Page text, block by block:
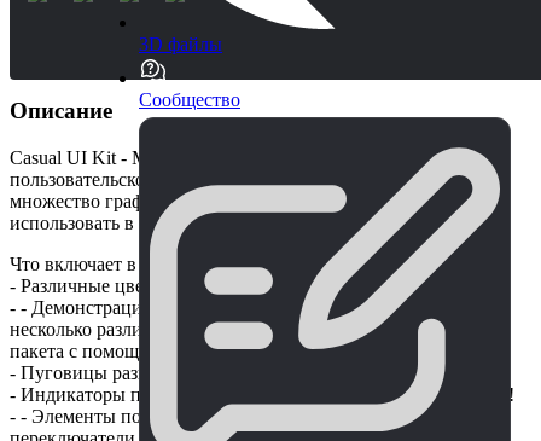
3D файлы
Сообщество
Описание
Casual UI Kit - Mobile - это настраиваемый набор
пользовательского интерфейса игры, который содержит
множество графических элементов, которые вы можете
использовать в своей игре!
Что включает в себя этот актив:
- Различные цветовые вариации.
- - Демонстрационная сцена, где вы можете проверить
несколько различных реализаций кнопок и значков из этого
пакета с помощью простых скриптов.
- Пуговицы разного размера и формы и разных цветов!
- Индикаторы прогресса с разным стилем, цветами и фоном!
- - Элементы пользовательского интерфейса, такие как